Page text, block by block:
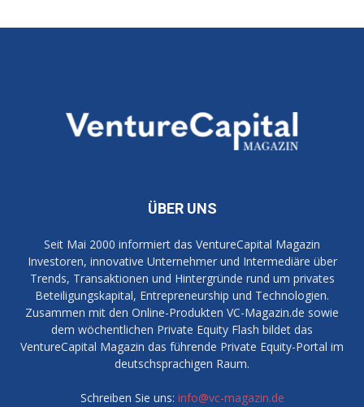
ÜBER UNS
Seit Mai 2000 informiert das VentureCapital Magazin
Investoren, innovative Unternehmer und Intermediäre über
Trends, Transaktionen und Hintergründe rund um privates
Beteiligungskapital, Entrepreneurship und Technologien.
Zusammen mit den Online-Produkten VC-Magazin.de sowie
dem wöchentlichen Private Equity Flash bildet das
VentureCapital Magazin das führende Private Equity-Portal im
deutschsprachigen Raum.
Schreiben Sie uns: info@vc-magazin.de